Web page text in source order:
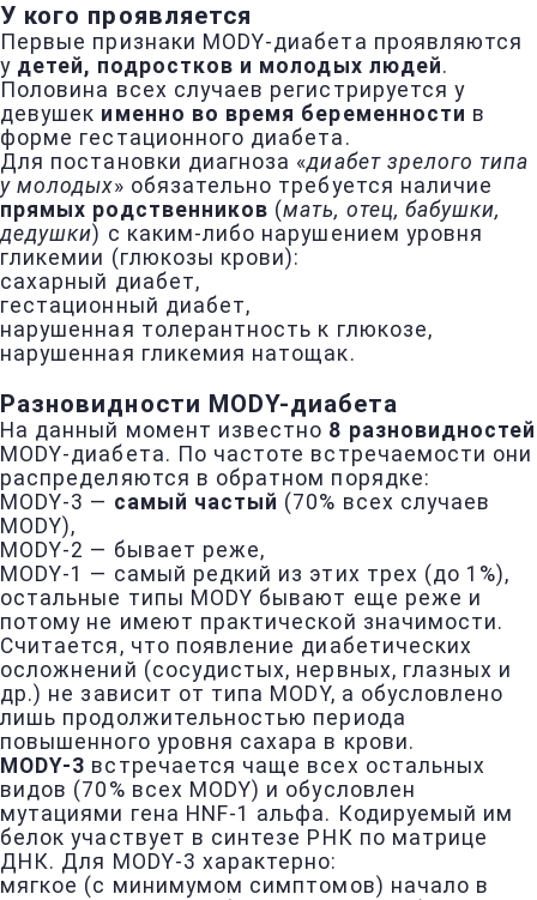
У кого проявляется
Первые признаки MODY-диабета проявляются
у детей, подростков и молодых людей.
Половина всех случаев регистрируется у
девушек именно во время беременности в
форме гестационного диабета.
Для постановки диагноза «диабет зрелого типа
у молодых» обязательно требуется наличие
прямых родственников (мать, отец, бабушки,
дедушки) с каким-либо нарушением уровня
гликемии (глюкозы крови):
сахарный диабет,
гестационный диабет,
нарушенная толерантность к глюкозе,
нарушенная гликемия натощак.
Разновидности MODY-диабета
На данный момент известно 8 разновидностей
MODY-диабета. По частоте встречаемости они
распределяются в обратном порядке:
MODY-3 — самый частый (70% всех случаев
MODY),
MODY-2 — бывает реже,
MODY-1 — самый редкий из этих трех (до 1%),
остальные типы MODY бывают еще реже и
потому не имеют практической значимости.
Считается, что появление диабетических
осложнений (сосудистых, нервных, глазных и
др.) не зависит от типа MODY, а обусловлено
лишь продолжительностью периода
повышенного уровня сахара в крови.
MODY-3 встречается чаще всех остальных
видов (70% всех MODY) и обусловлен
мутациями гена HNF-1 альфа. Кодируемый им
белок участвует в синтезе РНК по матрице
ДНК. Для MODY-3 характерно:
мягкое (с минимумом симптомов) начало в